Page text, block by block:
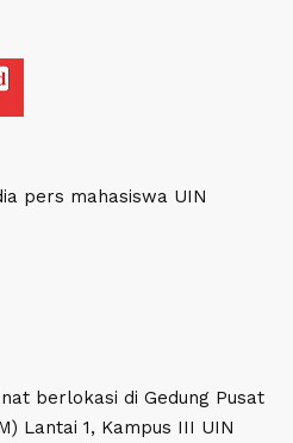
pers mahasiswa UIN
berlokasi di Gedung Pusat
Lantai 1, Kampus III UIN